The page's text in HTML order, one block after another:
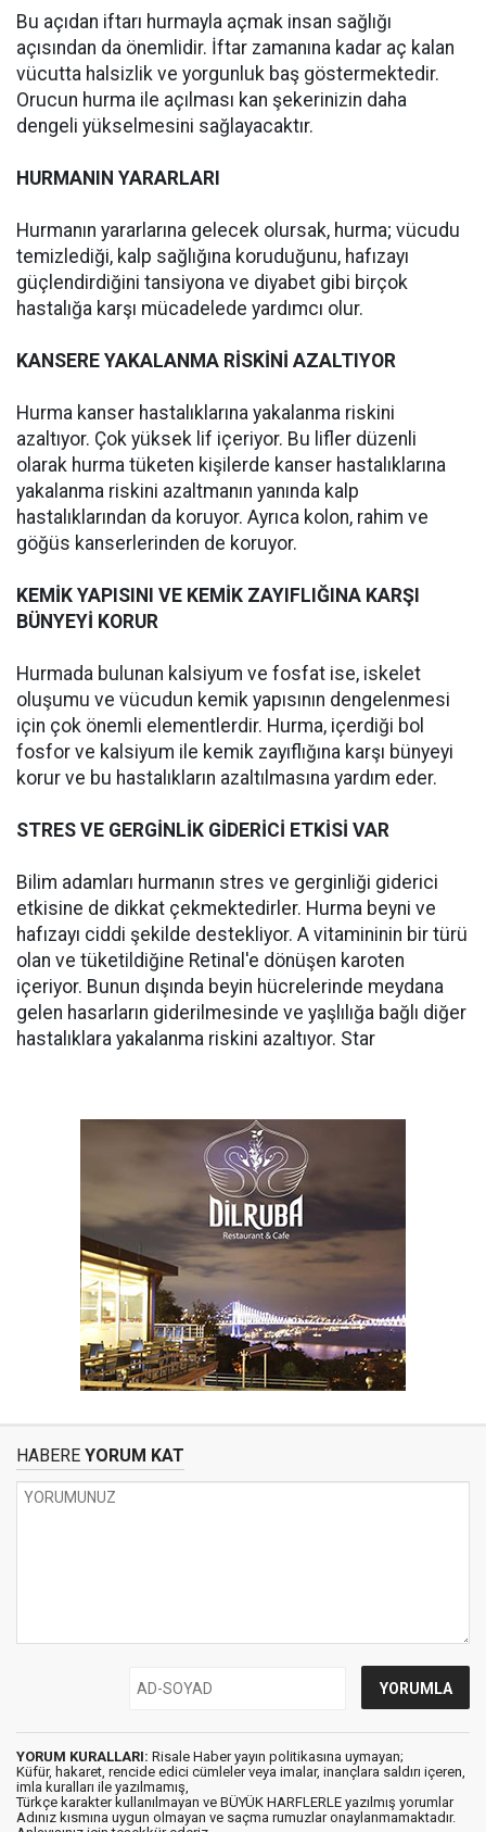
Bu açıdan iftarı hurmayla açmak insan sağlığı
açısından da önemlidir. İftar zamanına kadar aç kalan
vücutta halsizlik ve yorgunluk baş göstermektedir.
Orucun hurma ile açılması kan şekerinizin daha
dengeli yükselmesini sağlayacaktır.
HURMANIN YARARLARI
Hurmanın yararlarına gelecek olursak, hurma; vücudu
temizlediği, kalp sağlığına koruduğunu, hafızayı
güçlendirdiğini tansiyona ve diyabet gibi birçok
hastalığa karşı mücadelede yardımcı olur.
KANSERE YAKALANMA RİSKİNİ AZALTIYOR
Hurma kanser hastalıklarına yakalanma riskini
azaltıyor. Çok yüksek lif içeriyor. Bu lifler düzenli
olarak hurma tüketen kişilerde kanser hastalıklarına
yakalanma riskini azaltmanın yanında kalp
hastalıklarından da koruyor. Ayrıca kolon, rahim ve
göğüs kanserlerinden de koruyor.
KEMİK YAPISINI VE KEMİK ZAYIFLIĞINA KARŞI
BÜNYEYİ KORUR
Hurmada bulunan kalsiyum ve fosfat ise, iskelet
oluşumu ve vücudun kemik yapısının dengelenmesi
için çok önemli elementlerdir. Hurma, içerdiği bol
fosfor ve kalsiyum ile kemik zayıflığına karşı bünyeyi
korur ve bu hastalıkların azaltılmasına yardım eder.
STRES VE GERGİNLİK GİDERİCİ ETKİSİ VAR
Bilim adamları hurmanın stres ve gerginliği giderici
etkisine de dikkat çekmektedirler. Hurma beyni ve
hafızayı ciddi şekilde destekliyor. A vitamininin bir türü
olan ve tüketildiğine Retinal'e dönüşen karoten
içeriyor. Bunun dışında beyin hücrelerinde meydana
gelen hasarların giderilmesinde ve yaşlılığa bağlı diğer
hastalıklara yakalanma riskini azaltıyor. Star
HABERE YORUM KAT
YORUM KURALLARI: Risale Haber yayın politikasına uymayan;
Küfür, hakaret, rencide edici cümleler veya imalar, inançlara saldırı içeren,
imla kuralları ile yazılmamış,
Türkçe karakter kullanılmayan ve BÜYÜK HARFLERLE yazılmış yorumlar
Adınız kısmına uygun olmayan ve saçma rumuzlar onaylanmamaktadır.